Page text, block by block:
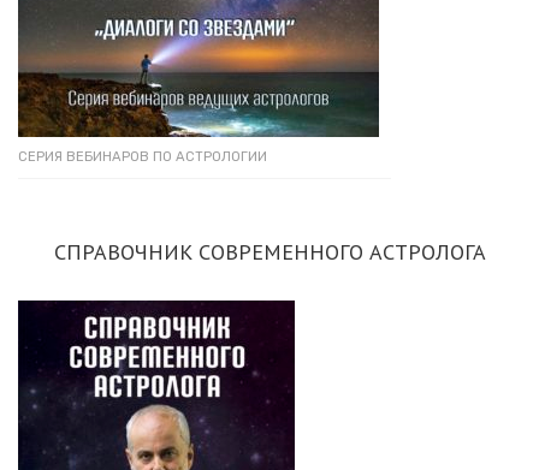
СЕРИЯ ВЕБИНАРОВ ПО АСТРОЛОГИИ
СПРАВОЧНИК СОВРЕМЕННОГО АСТРОЛОГА